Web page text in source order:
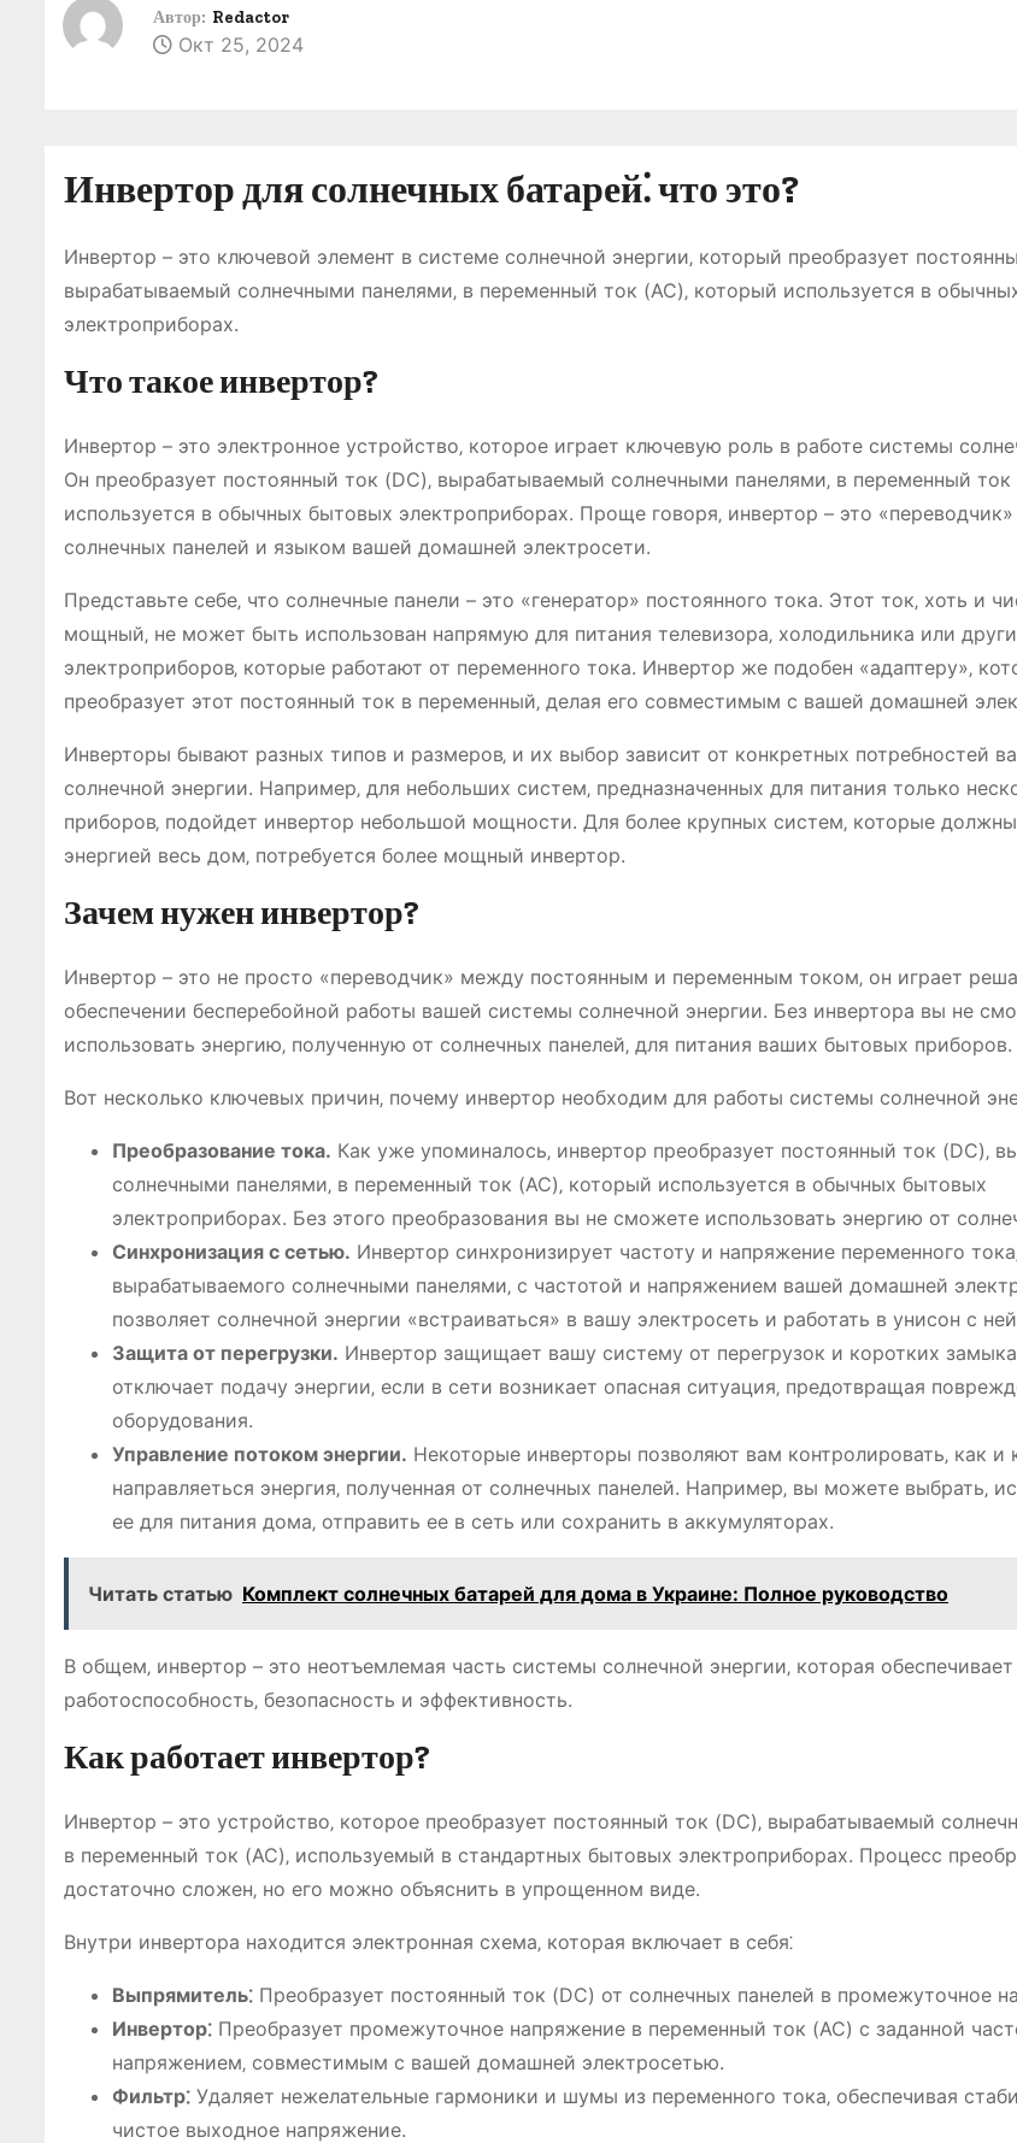
Автор: Redactor
Окт 25, 2024
Инвертор для солнечных батарей⁚ что это?
Инвертор – это ключевой элемент в системе солнечной энергии‚ который преобразует
вырабатываемый солнечными панелями‚ в переменный ток (AC)‚ который используется в
электроприборах.
Что такое инвертор?
Инвертор – это электронное устройство‚ которое играет ключевую роль в работе системы
Он преобразует постоянный ток (DC)‚ вырабатываемый солнечными панелями‚ в переменный ток
используется в обычных бытовых электроприборах. Проще говоря‚ инвертор – это
солнечных панелей и языком вашей домашней электросети.
Представьте себе‚ что солнечные панели – это «генератор» постоянного тока. Этот ток‚ хоть и
мощный‚ не может быть использован напрямую для питания телевизора‚ холодильника или
электроприборов‚ которые работают от переменного тока. Инвертор же подобен «адаптеру»‚
преобразует этот постоянный ток в переменный‚ делая его совместимым с вашей домашней
Инверторы бывают разных типов и размеров‚ и их выбор зависит от конкретных потребностей
солнечной энергии. Например‚ для небольших систем‚ предназначенных для питания только
приборов‚ подойдет инвертор небольшой мощности. Для более крупных систем‚ которые
энергией весь дом‚ потребуется более мощный инвертор.
Зачем нужен инвертор?
Инвертор – это не просто «переводчик» между постоянным и переменным током‚ он играет
обеспечении бесперебойной работы вашей системы солнечной энергии. Без инвертора вы не
использовать энергию‚ полученную от солнечных панелей‚ для питания ваших бытовых приборов.
Вот несколько ключевых причин‚ почему инвертор необходим для работы системы солнечной
Преобразование тока. Как уже упоминалось‚ инвертор преобразует постоянный ток (DC)‚
солнечными панелями‚ в переменный ток (AC)‚ который используется в обычных бытовых
электроприборах. Без этого преобразования вы не сможете использовать энергию от
Синхронизация с сетью. Инвертор синхронизирует частоту и напряжение переменного
вырабатываемого солнечными панелями‚ с частотой и напряжением вашей домашней
позволяет солнечной энергии «встраиваться» в вашу электросеть и работать в унисон с
Защита от перегрузки. Инвертор защищает вашу систему от перегрузок и коротких
отключает подачу энергии‚ если в сети возникает опасная ситуация‚ предотвращая
оборудования.
Управление потоком энергии. Некоторые инверторы позволяют вам контролировать‚ как и
направляеться энергия‚ полученная от солнечных панелей. Например‚ вы можете выбрать‚
ее для питания дома‚ отправить ее в сеть или сохранить в аккумуляторах.
Читать статью Комплект солнечных батарей для дома в Украине: Полное руководство
В общем‚ инвертор – это неотъемлемая часть системы солнечной энергии‚ которая
работоспособность‚ безопасность и эффективность.
Как работает инвертор?
Инвертор – это устройство‚ которое преобразует постоянный ток (DC)‚ вырабатываемый
в переменный ток (AC)‚ используемый в стандартных бытовых электроприборах. Процесс
достаточно сложен‚ но его можно объяснить в упрощенном виде.
Внутри инвертора находится электронная схема‚ которая включает в себя⁚
Выпрямитель⁚ Преобразует постоянный ток (DC) от солнечных панелей в промежуточное
Инвертор⁚ Преобразует промежуточное напряжение в переменный ток (AC) с заданной
напряжением‚ совместимым с вашей домашней электросетью.
Фильтр⁚ Удаляет нежелательные гармоники и шумы из переменного тока‚ обеспечивая
чистое выходное напряжение.